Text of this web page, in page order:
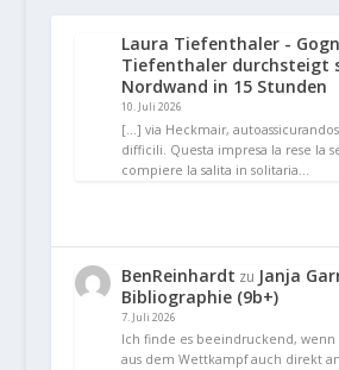
Laura Tiefenthaler -
Tiefenthaler durchsteigt
Nordwand in 15 Stunden
10. Juli 2026
[…] via Heckmair,
difficili. Questa impresa la rese la
compiere la salita in solitaria…
BenReinhardt zu Janja
Bibliographie (9b+)
7. Juli 2026
Ich finde es beeindruckend, wenn
aus dem Wettkampf auch direkt